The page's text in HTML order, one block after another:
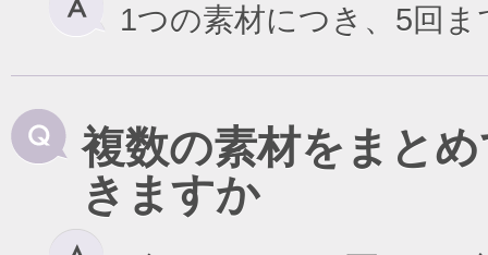
1つの素材につき、5回
複数の素材をまと
きますか